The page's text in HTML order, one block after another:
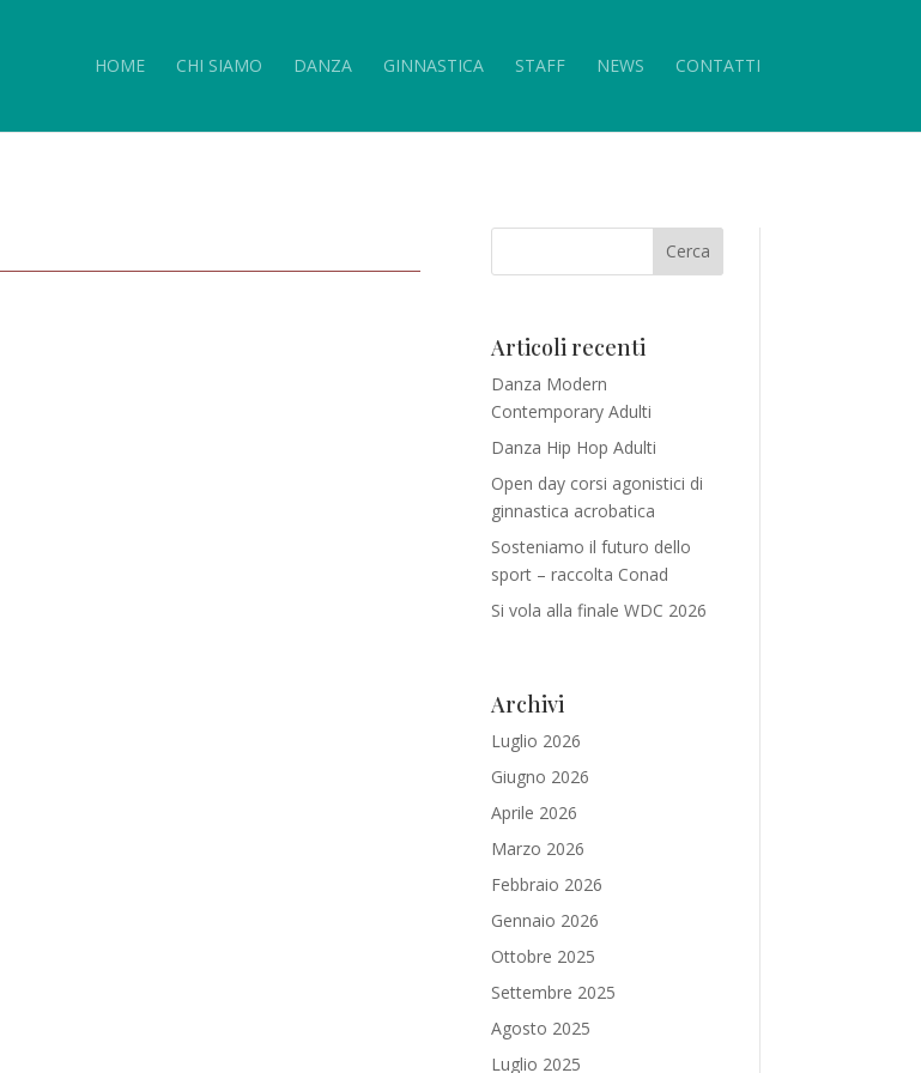
HOME CHI SIAMO DANZA GINNASTICA STAFF NEWS CONTATTI
Articoli recenti
Danza Modern
Contemporary Adulti
Danza Hip Hop Adulti
Open day corsi agonistici di
ginnastica acrobatica
Sosteniamo il futuro dello
sport – raccolta Conad
Si vola alla finale WDC 2026
Archivi
Luglio 2026
Giugno 2026
Aprile 2026
Marzo 2026
Febbraio 2026
Gennaio 2026
Ottobre 2025
Settembre 2025
Agosto 2025
Luglio 2025